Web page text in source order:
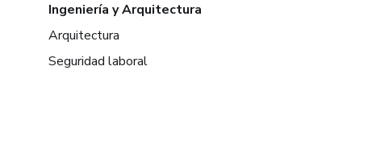
Ingeniería y Arquitectura
Arquitectura
Seguridad laboral